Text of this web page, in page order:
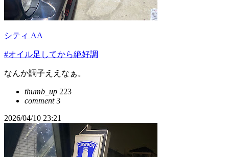
シティ AA
#オイル足してから絶好調
なんか調子ええなぁ。
thumb_up 223
comment3
2026/04/10 23:21